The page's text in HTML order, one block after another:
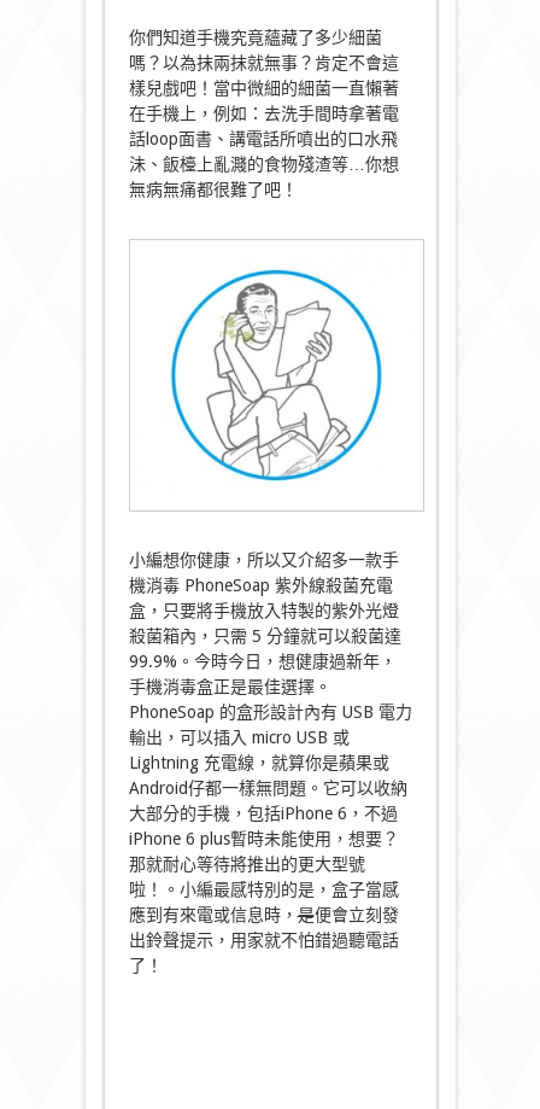
你們知道手機究竟蘊藏了多少細菌
嗎？以為抹兩抹就無事？肯定不會這
樣兒戲吧！當中微細的細菌一直懶著
在手機上，例如：去洗手間時拿著電
話loop面書、講電話所噴出的口水飛
沬、飯檯上亂濺的食物殘渣等…你想
無病無痛都很難了吧！
小編想你健康，所以又介紹多一款手
機消毒 PhoneSoap 紫外線殺菌充電
盒，只要將手機放入特製的紫外光燈
殺菌箱內，只需 5 分鐘就可以殺菌達
99.9%。今時今日，想健康過新年，
手機消毒盒正是最佳選擇。
PhoneSoap 的盒形設計內有 USB 電力
輸出，可以插入 micro USB 或
Lightning 充電線，就算你是蘋果或
Android仔都一樣無問題。它可以收納
大部分的手機，包括iPhone 6，不過
iPhone 6 plus暫時未能使用，想要？
那就耐心等待將推出的更大型號
啦！。小編最感特別的是，盒子當感
應到有來電或信息時，是便會立刻發
出鈴聲提示，用家就不怕錯過聽電話
了！